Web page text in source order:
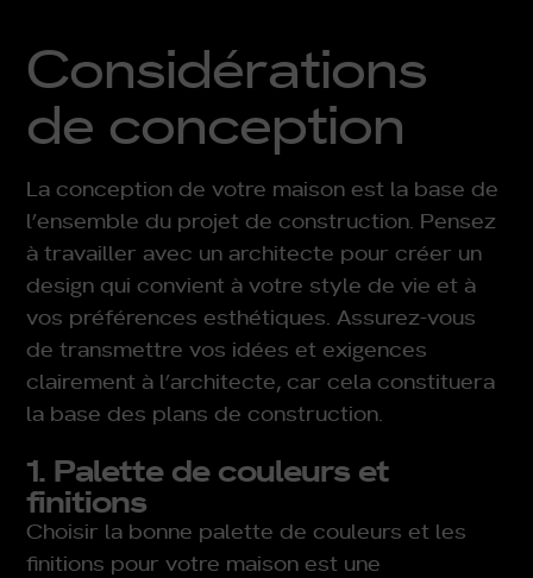
Considérations
de conception
La conception de votre maison est la base de
l’ensemble du projet de construction. Pensez
à travailler avec un architecte pour créer un
design qui convient à votre style de vie et à
vos préférences esthétiques. Assurez-vous
de transmettre vos idées et exigences
clairement à l’architecte, car cela constituera
la base des plans de construction.
1. Palette de couleurs et
finitions
Choisir la bonne palette de couleurs et les
finitions pour votre maison est une